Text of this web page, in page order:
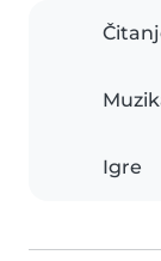
Igre